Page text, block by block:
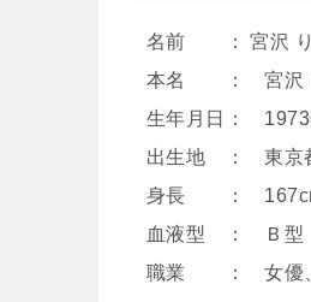
名前 ： 宮沢 り
本名 ： 宮沢 り
生年月日： 1973
出生地 ： 東京
身長 ：
血液型 ： Ｂ型
職業 ： 女優、